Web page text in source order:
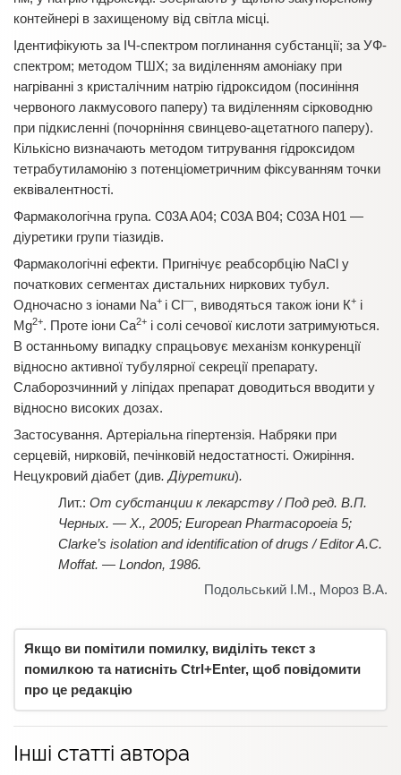
контейнері в захищеному від світла місці.
Ідентифікують за ІЧ-спектром поглинання субстанції; за УФ-
спектром; методом ТШХ; за виділенням амоніаку при
нагріванні з кристалічним натрію гідроксидом (посиніння
червоного лакмусового паперу) та виділенням сірководню
при підкисленні (почорніння свинцево-ацетатного паперу).
Кількісно визначають методом титрування гідроксидом
тетрабутиламонію з потенціометричним фіксуванням точки
еквівалентності.
Фармакологічна група. C03A A04; C03A B04; C03A H01 —
діуретики групи тіазидів.
Фармакологічні ефекти. Пригнічує реабсорбцію NaCl у
початкових сегментах дистальних ниркових тубул.
Одночасно з іонами Na+ і Сl—, виводяться також іони К+ і
Мg2+. Проте іони Са2+ і солі сечової кислоти затримуються.
В останньому випадку спрацьовує механізм конкуренції
відносно активної тубулярної секреції препарату.
Слаборозчинний у ліпідах препарат доводиться вводити у
відносно високих дозах.
Застосування. Артеріальна гіпертензія. Набряки при
серцевій, нирковій, печінковій недостатності. Ожиріння.
Нецукровий діабет (див. Діуретики).
От субстанции к лекарству / Под ред. В.П.
Черных. — Х., 2005; European Pharmacopoeia 5;
Clarke’s isolation and identification of drugs / Editor A.C.
Moffat. — London, 1986.
Подольський І.М., Мороз В.А.
Якщо ви помітили помилку, виділіть текст з
помилкою та натисніть Ctrl+Enter, щоб повідомити
про це редакцію
Інші статті автора